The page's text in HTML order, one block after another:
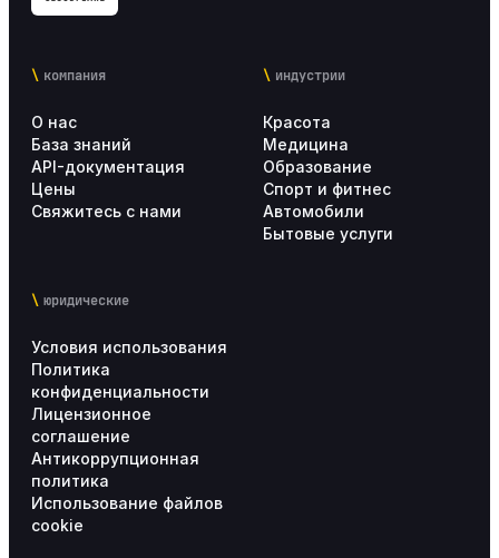
компания
О нас
База знаний
API-документация
Цены
Свяжитесь с нами
индустрии
Красота
Медицина
Образование
Спорт и фитнес
Автомобили
Бытовые услуги
юридические
Условия использования
Политика
конфиденциальности
Лицензионное
соглашение
Антикоррупционная
политика
Использование файлов
cookie